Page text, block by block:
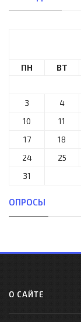
ПН ВТ
3
4
10
11
17
18
24
25
31
ОПРОСЫ
О САЙТЕ